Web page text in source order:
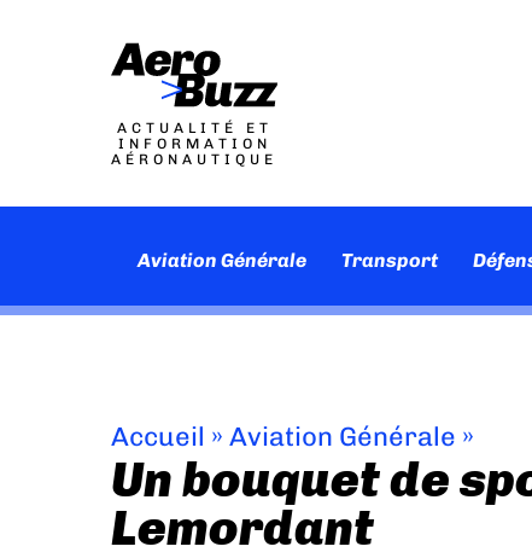
ACTUALITÉ ET
INFORMATION
AÉRONAUTIQUE
Aviation Générale Transport
Accueil » Aviation Générale »
Un bouquet de
Lemordant